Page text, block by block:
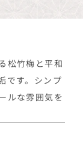
松竹梅と平和
です。シンプ
ルな雰囲気を